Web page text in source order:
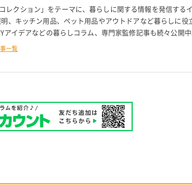
レクション」をテーマに、暮らしに関する情報を発信する
、キッチン用品、ペット用品やアウトドアなど暮らしに役
アイデアなどの暮らしコラム、専門家監修記事も続々公開
一覧